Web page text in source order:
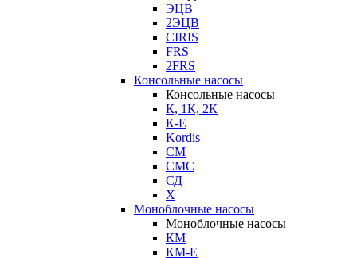
ЭЦВ
2ЭЦВ
CIRIS
FRS
2FRS
Консольные насосы
Консольные насосы
К, 1К, 2К
К-Е
Kordis
СМ
СМС
СД
Х
Моноблочные насосы
Моноблочные насосы
КМ
КМ-Е